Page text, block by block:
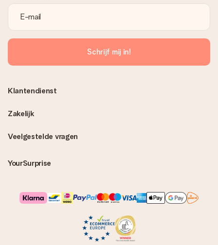
Schrijf mij in!
Veelgestelde vragen
YourSurprise
Klantendienst
Zakelijk